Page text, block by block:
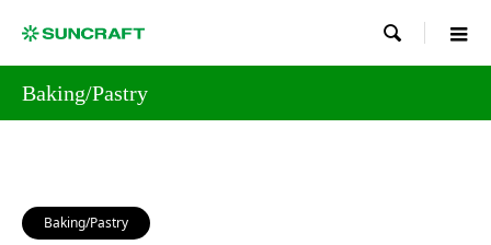

Baking/Pastry
Baking/Pastry